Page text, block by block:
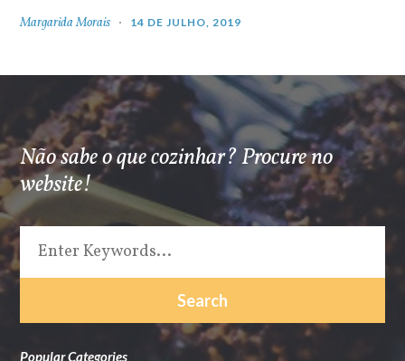
Margarida Morais 14 DE JULHO, 2019
Não sabe o que cozinhar? Procure no
website!
Popular Categories